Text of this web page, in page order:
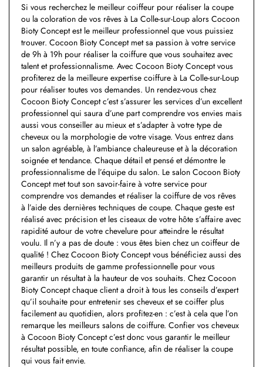
Si vous recherchez le meilleur coiffeur pour réaliser la coupe
ou la coloration de vos rêves à La Colle-sur-Loup alors Cocoon
Bioty Concept est le meilleur professionnel que vous puissiez
trouver. Cocoon Bioty Concept met sa passion à votre service
de 9h à 19h pour réaliser la coiffure que vous souhaitez avec
talent et professionnalisme. Avec Cocoon Bioty Concept vous
profiterez de la meilleure expertise coiffure à La Colle-sur-Loup
pour réaliser toutes vos demandes. Un rendez-vous chez
Cocoon Bioty Concept c’est s’assurer les services d’un excellent
professionnel qui saura d’une part comprendre vos envies mais
aussi vous conseiller au mieux et s’adapter à votre type de
cheveux ou la morphologie de votre visage. Vous entrez dans
un salon agréable, à l’ambiance chaleureuse et à la décoration
soignée et tendance. Chaque détail et pensé et démontre le
professionnalisme de l’équipe du salon. Le salon Cocoon Bioty
Concept met tout son savoir-faire à votre service pour
comprendre vos demandes et réaliser la coiffure de vos rêves
à l’aide des dernières techniques de coupe. Chaque geste est
réalisé avec précision et les ciseaux de votre hôte s’affaire avec
rapidité autour de votre chevelure pour atteindre le résultat
voulu. Il n’y a pas de doute : vous êtes bien chez un coiffeur de
qualité ! Chez Cocoon Bioty Concept vous bénéficiez aussi des
meilleurs produits de gamme professionnelle pour vous
garantir un résultat à la hauteur de vos souhaits. Chez Cocoon
Bioty Concept chaque client a droit à tous les conseils d’expert
qu’il souhaite pour entretenir ses cheveux et se coiffer plus
facilement au quotidien, alors profitez-en : c’est à cela que l’on
remarque les meilleurs salons de coiffure. Confier vos cheveux
à Cocoon Bioty Concept c’est donc vous garantir le meilleur
résultat possible, en toute confiance, afin de réaliser la coupe
qui vous fait envie.